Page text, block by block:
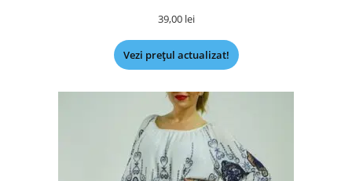
39,00 lei
Vezi prețul actualizat!